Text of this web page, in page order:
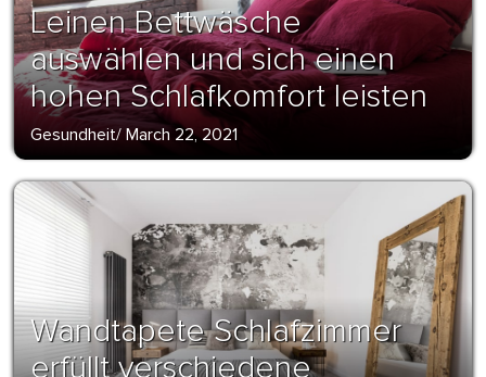
Leinen Bettwäsche
auswählen und sich einen
hohen Schlafkomfort leisten
Gesundheit/ March 22, 2021
Wandtapete Schlafzimmer
erfüllt verschiedene